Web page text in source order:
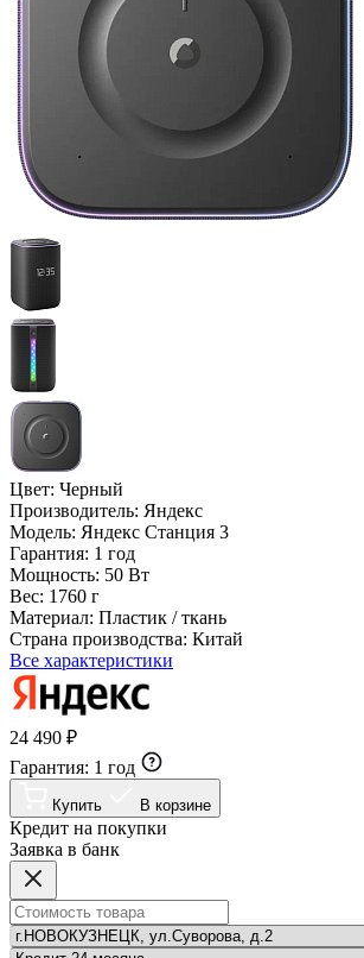
Цвет: Черный
Производитель: Яндекс
Модель: Яндекс Станция 3
Гарантия: 1 год
Мощность: 50 Вт
Вес: 1760 г
Материал: Пластик / ткань
Страна производства: Китай
Все характеристики
24 490 ₽
Гарантия: 1 год
Купить В корзине
Кредит на покупки
Заявка в банк